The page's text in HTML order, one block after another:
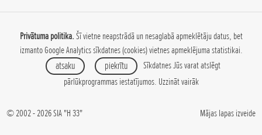
Privātuma politika.Šī vietne neapstrādā un nesaglabā apmeklētāju datus, bet
izmanto Google Analytics sīkdatnes (cookies) vietnes apmeklējuma statistikai.
atsaku piekrītu
Sīkdatnes Jūs varat atslēgt
pārlūkprogrammas iestatījumos. Uzzināt vairāk
© 2002 - 2026 SIA "H 33" Mājas lapas izveide